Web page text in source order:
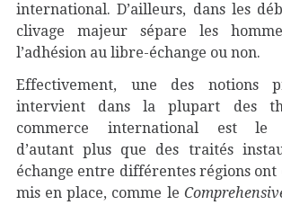
international. D’ailleurs, dans les
clivage majeur sépare les
l’adhésion au libre-échange ou non.
Effectivement, une des notions
intervient dans la plupart des
commerce international est le
d’autant plus que des traités
échange entre différentes régions
mis en place, comme le